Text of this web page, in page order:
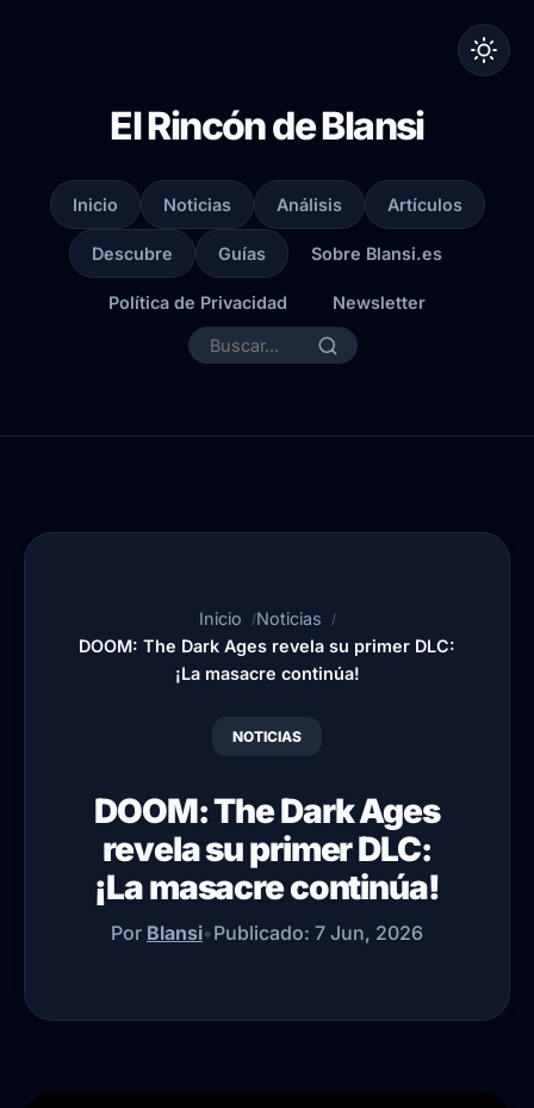
El Rincón de Blansi
Inicio Noticias Análisis Artículos
Descubre Guías Sobre Blansi.es
Política de Privacidad Newsletter
Inicio
Noticias
DOOM: The Dark Ages revela su primer DLC:
¡La masacre continúa!
NOTICIAS
DOOM: The Dark Ages
revela su primer DLC:
¡La masacre continúa!
Por Blansi•Publicado: 7 Jun, 2026